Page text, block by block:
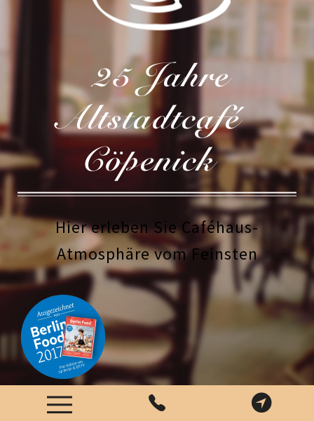
25 Jahre
Altstadtcafé
Cöpenick
Hier erleben Sie Caféhaus-
Atmosphäre vom Feinsten